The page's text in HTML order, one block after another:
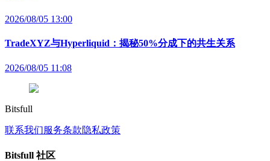
2026/08/05 13:00
TradeXYZ与Hyperliquid：揭秘50%分成下的共生关系
2026/08/05 11:08
Bitsfull
联系我们服务条款隐私政策
Bitsfull 社区